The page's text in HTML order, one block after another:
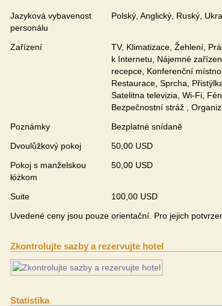
Jazyková vybavenost
personálu
Polský, Anglický, Ruský,
Zařízení
TV, Klimatizace, Žehlení,
k Internetu, Nájemné
recepce, Konferenční
Restaurace, Sprcha,
Satelitna televizia, Wi-Fi,
Bezpečnostní stráž ,
Poznámky
Bezplatné snídaně
Dvoulůžkový pokoj
50,00 USD
Pokoj s manželskou
łóżkom
50,00 USD
Suite
100,00 USD
Uvedené ceny jsou pouze orientační. Pro jejich
Zkontrolujte sazby a rezervujte hotel
Statistika